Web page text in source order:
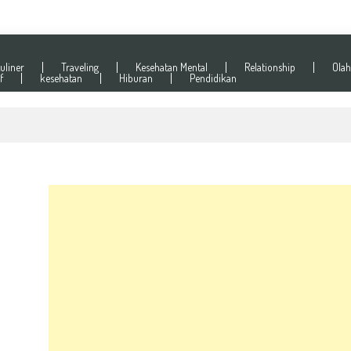
Traveling Kesehatan Mental Relationship
kesehatan Hiburan Pendidikan
Ekonomi Global